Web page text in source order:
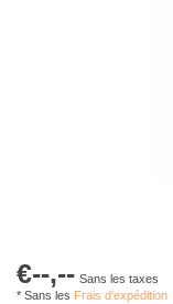
€--,-- Sans les taxes
* Sans les Frais d'expédition